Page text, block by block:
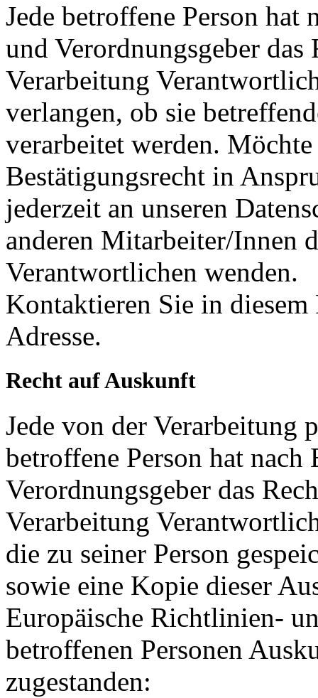
Jede betroffene Person
und Verordnungsgeber
Verarbeitung
verlangen, ob sie
verarbeitet werden.
Bestätigungsrecht in
jederzeit an unseren
anderen Mitarbeiter/Innen
Verantwortlichen wenden.
Kontaktieren Sie in
Adresse.
Recht auf Auskunft
Jede von der Verarbeitung
betroffene Person hat
Verordnungsgeber das
Verarbeitung
die zu seiner Person
sowie eine Kopie dieser
Europäische Richtlinien-
betroffenen Personen
zugestanden: